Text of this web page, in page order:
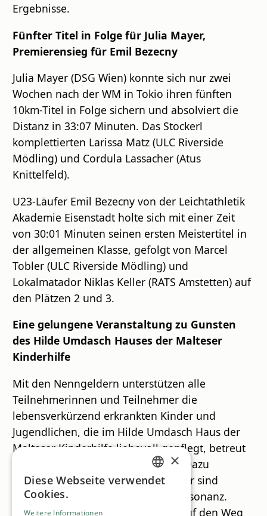
Ergebnisse.
Fünfter Titel in Folge für Julia Mayer,
Premierensieg für Emil Bezecny
Julia Mayer (DSG Wien) konnte sich nur zwei
Wochen nach der WM in Tokio ihren fünften
10km-Titel in Folge sichern und absolviert die
Distanz in 33:07 Minuten. Das Stockerl
komplettierten Larissa Matz (ULC Riverside
Mödling) und Cordula Lassacher (Atus
Knittelfeld).
U23-Läufer Emil Bezecny von der Leichtathletik
Akademie Eisenstadt holte sich mit einer Zeit
von 30:01 Minuten seinen ersten Meistertitel in
der allgemeinen Klasse, gefolgt von Marcel
Tobler (ULC Riverside Mödling) und
Lokalmatador Niklas Keller (RATS Amstetten) auf
den Plätzen 2 und 3.
Eine gelungene Veranstaltung zu Gunsten
des Hilde Umdasch Hauses der Malteser
Kinderhilfe
Mit den Nenngeldern unterstützen alle
Teilnehmerinnen und Teilnehmer die
lebensverkürzend erkrankten Kinder und
Jugendlichen, die im Hilde Umdasch Haus der
Malteser Kinderhilfe liebevoll gepflegt, betreut
und individuell gefördert werden. Dazu
Geschäftsführer Olivier Loudon: „Wir sind
überwältigt von der großartigen Resonanz.
Über 1.800 Menschen haben sich auf den Weg
GERMAN
×
Diese Webseite verwendet
Cookies.
Weitere Informationen